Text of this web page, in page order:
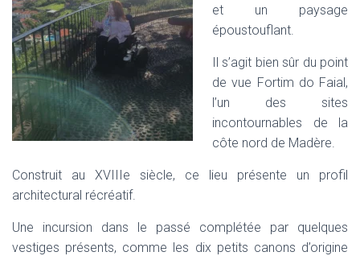
G
N
et un paysage
époustouflant.
Il s’agit bien sûr du point
de vue Fortim do Faial,
l’un des sites
incontournables de la
côte nord de Madère.
Construit au XVIIIe siècle, ce lieu présente un profil
architectural récréatif.
Une incursion dans le passé complétée par quelques
vestiges présents, comme les dix petits canons d’origine